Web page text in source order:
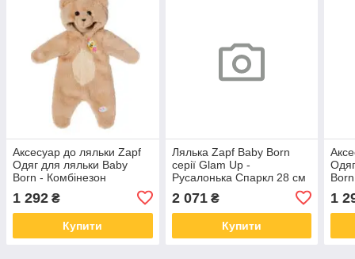
Аксесуар до ляльки Zapf
Одяг для ляльки Baby
Born - Комбінезон
1 292 ₴
Купити
Лялька Zapf Baby Born
серії Glam Up -
Русалонька Спаркл 28 см
2 071₴
Купити
1